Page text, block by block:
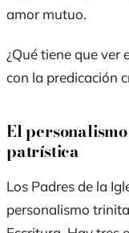
amor mutuo.
¿Qué tiene que ver
con la predicación
El
patrística
Los Padres de la
personalismo